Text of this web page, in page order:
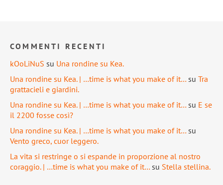
COMMENTI RECENTI
kOoLiNuS su Una rondine su Kea.
Una rondine su Kea. | …time is what you make of it… su Tra
grattacieli e giardini.
Una rondine su Kea. | …time is what you make of it… su E se
il 2200 fosse così?
Una rondine su Kea. | …time is what you make of it… su
Vento greco, cuor leggero.
La vita si restringe o si espande in proporzione al nostro
coraggio. | …time is what you make of it… su Stella stellina.